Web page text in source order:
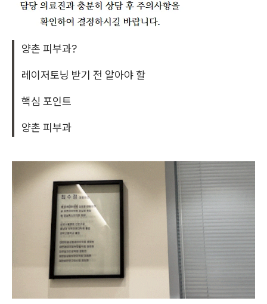
양촌 피부과?
레이저토닝 받기 전 알아야 할
핵심 포인트
양촌 피부과